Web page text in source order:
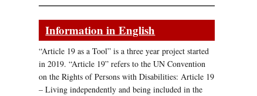
Information in English
“Article 19 as a Tool” is a three year project started
in 2019. “Article 19” refers to the UN Convention
on the Rights of Persons with Disabilities: Article 19
– Living independently and being included in the